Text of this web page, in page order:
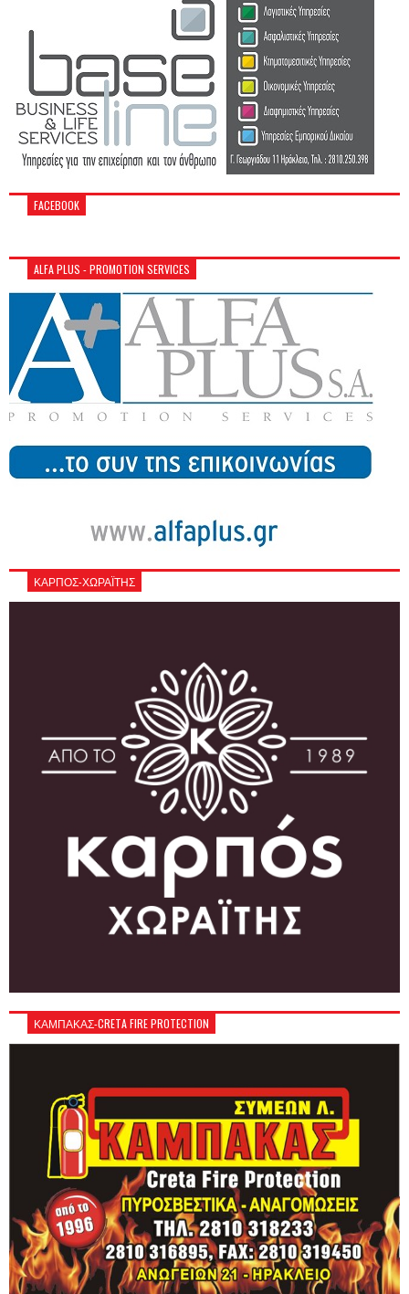
FACEBOOK
ALFA PLUS - PROMOTION SERVICES
ΚΑΡΠΟΣ-ΧΩΡΑΪΤΗΣ
ΚΑΜΠΑΚΑΣ-CRETA FIRE PROTECTION